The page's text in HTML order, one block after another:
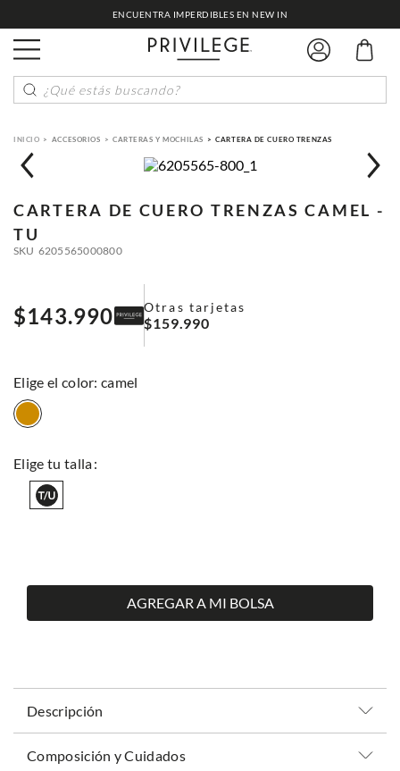
ENCUENTRA IMPERDIBLES EN NEW IN
¿Qué estás buscando?
ACCESORIOS CARTERAS Y MOCHILAS CARTERA DE CUERO TRENZAS
CARTERA DE CUERO TRENZAS CAMEL -
TU
SKU 6205565000800
$143.990 Otras tarjetas
$159.990
: camel
AGREGAR A MI BOLSA
Descripción
Composición y Cuidados